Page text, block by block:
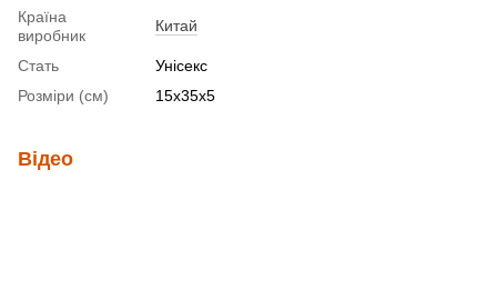
Країна
виробник
Китай
Стать
Унісекс
Розміри (см)
15x35x5
Відео